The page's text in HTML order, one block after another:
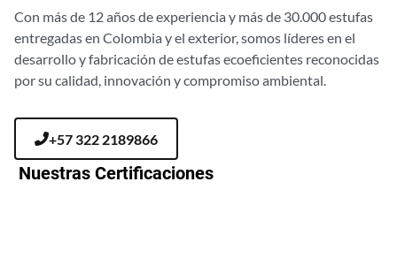
Con más de 12 años de experiencia y más de 30.000 estufas
entregadas en Colombia y el exterior, somos líderes en el
desarrollo y fabricación de estufas ecoeficientes reconocidas
por su calidad, innovación y compromiso ambiental.
+57 322 2189866
Nuestras Certificaciones